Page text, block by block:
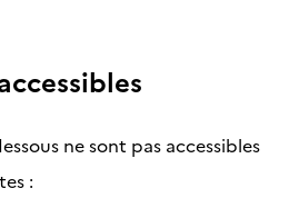
ne sont pas accessibles
: